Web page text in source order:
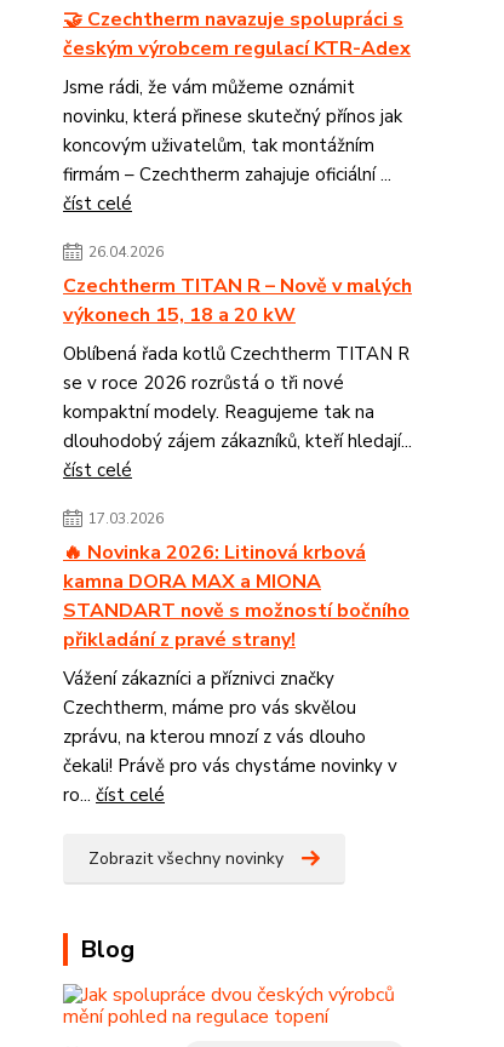
🤝 Czechtherm navazuje spolupráci s
českým výrobcem regulací KTR-Adex
Jsme rádi, že vám můžeme oznámit
novinku, která přinese skutečný přínos jak
koncovým uživatelům, tak montážním
firmám – Czechtherm zahajuje oficiální ...
číst celé
26.04.2026
Czechtherm TITAN R – Nově v malých
výkonech 15, 18 a 20 kW
Oblíbená řada kotlů Czechtherm TITAN R
se v roce 2026 rozrůstá o tři nové
kompaktní modely. Reagujeme tak na
dlouhodobý zájem zákazníků, kteří hledají...
číst celé
17.03.2026
🔥 Novinka 2026: Litinová krbová
kamna DORA MAX a MIONA
STANDART nově s možností bočního
přikladání z pravé strany!
Vážení zákazníci a příznivci značky
Czechtherm, máme pro vás skvělou
zprávu, na kterou mnozí z vás dlouho
čekali! Právě pro vás chystáme novinky v
ro... číst celé
Zobrazit všechny novinky
Blog